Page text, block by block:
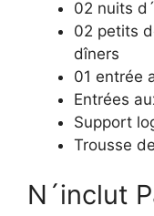
02 nuits
02 petits
dîners
01 entrée
Entrées
Support
Trousse
N´inclut